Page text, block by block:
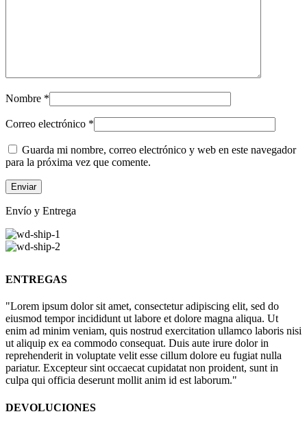
Nombre *
Correo electrónico *
Guarda mi nombre, correo electrónico y web en este navegador
para la próxima vez que comente.
Envío y Entrega
ENTREGAS
"Lorem ipsum dolor sit amet, consectetur adipiscing elit, sed do
eiusmod tempor incididunt ut labore et dolore magna aliqua. Ut
enim ad minim veniam, quis nostrud exercitation ullamco laboris nisi
ut aliquip ex ea commodo consequat. Duis aute irure dolor in
reprehenderit in voluptate velit esse cillum dolore eu fugiat nulla
pariatur. Excepteur sint occaecat cupidatat non proident, sunt in
culpa qui officia deserunt mollit anim id est laborum."
DEVOLUCIONES